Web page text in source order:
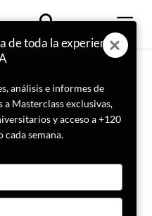
de toda la experiencia
análisis e informes de
a Masterclass exclusivas,
y acceso a +120
semana.